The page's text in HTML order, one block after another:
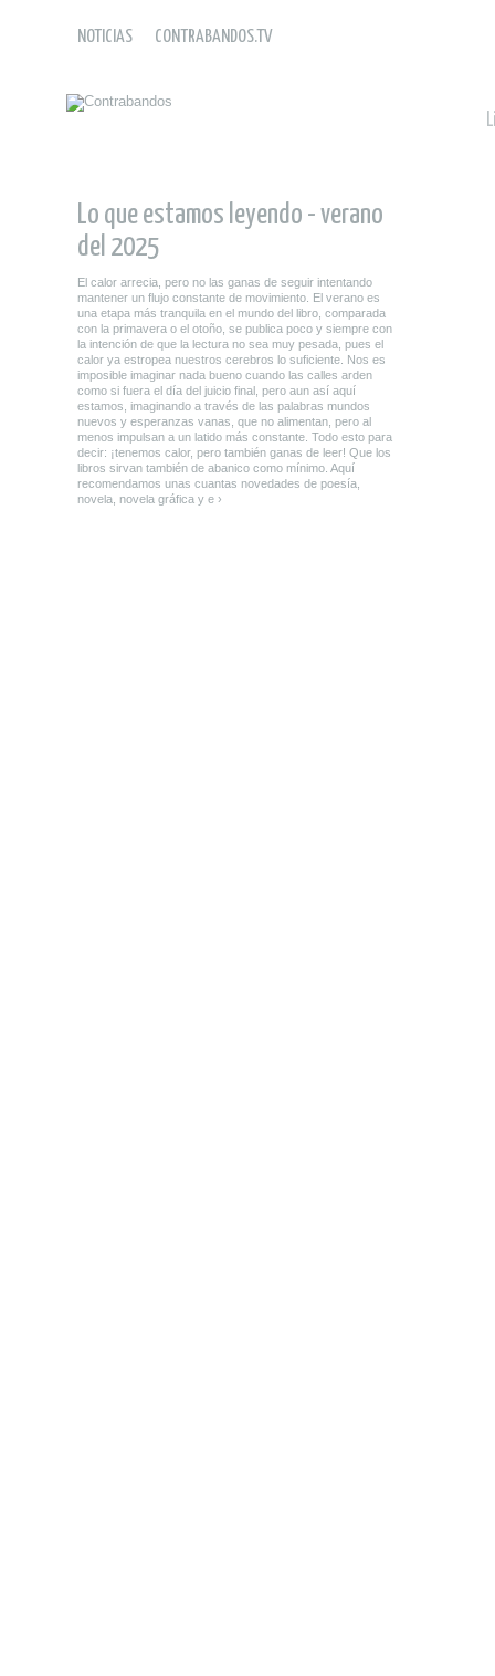
NOTICIAS CONTRABANDOS.TV
Lo que estamos leyendo - verano
del 2025
El calor arrecia, pero no las ganas de seguir intentando
mantener un flujo constante de movimiento. El verano es
una etapa más tranquila en el mundo del libro, comparada
con la primavera o el otoño, se publica poco y siempre con
la intención de que la lectura no sea muy pesada, pues el
calor ya estropea nuestros cerebros lo suficiente. Nos es
imposible imaginar nada bueno cuando las calles arden
como si fuera el día del juicio final, pero aun así aquí
estamos, imaginando a través de las palabras mundos
nuevos y esperanzas vanas, que no alimentan, pero al
menos impulsan a un latido más constante. Todo esto para
decir: ¡tenemos calor, pero también ganas de leer! Que los
libros sirvan también de abanico como mínimo. Aquí
recomendamos unas cuantas novedades de poesía,
novela, novela gráfica y e ›